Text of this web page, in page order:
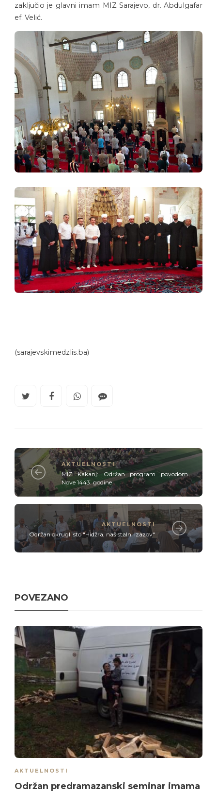
zaključio je glavni imam MIZ Sarajevo, dr. Abdulgafar
ef. Velić.
(sarajevskimedzlis.ba)
AKTUELNOSTI
MIZ Kakanj: Održan program povodom
Nove 1443. godine
AKTUELNOSTI
Održan okrugli sto "Hidžra, naš stalni izazov"
POVEZANO
AKTUELNOSTI
Održan predramazanski seminar imama